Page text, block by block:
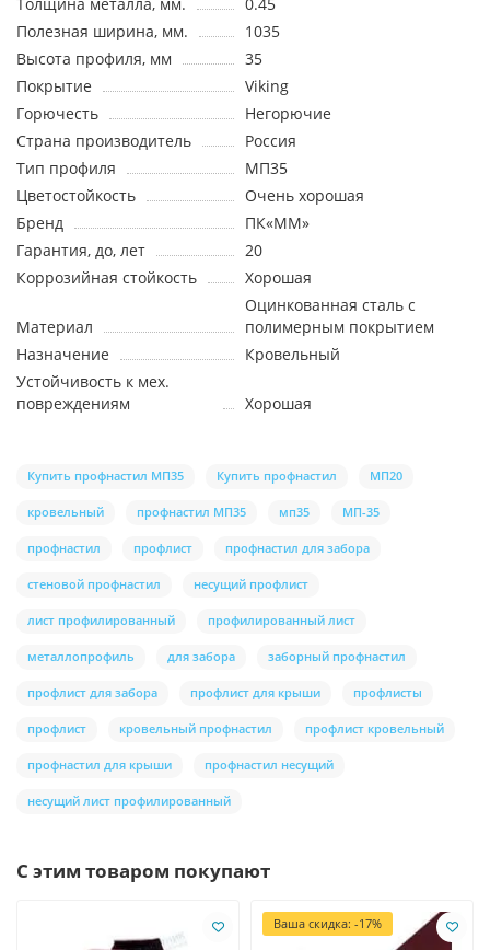
Полезная ширина, мм.
1035
Высота профиля, мм
35
Покрытие
Viking
Горючесть
Негорючие
Страна производитель
Россия
Тип профиля
МП35
Цветостойкость
Очень хорошая
Бренд
ПК«ММ»
Гарантия, до, лет
20
Коррозийная стойкость
Хорошая
Материал
Оцинкованная сталь с
полимерным покрытием
Назначение
Кровельный
Устойчивость к мех.
повреждениям
Хорошая
Купить профнастил МП35 Купить профнастил МП20
кровельный профнастил МП35 мп35 МП-35
профнастил профлист профнастил для забора
стеновой профнастил несущий профлист
лист профилированный профилированный лист
металлопрофиль для забора заборный профнастил
профлист для забора профлист для крыши профлисты
профлист кровельный профнастил профлист кровельный
профнастил для крыши профнастил несущий
несущий лист профилированный
С этим товаром покупают
Ваша скидка: -17%